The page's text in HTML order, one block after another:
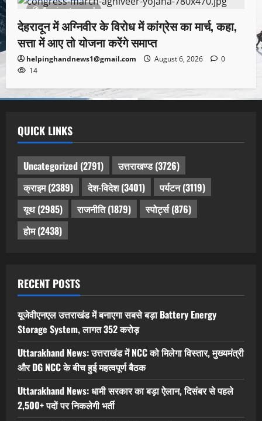
1 minute read
देहरादून में अग्निवीर के विरोध में कांग्रेस का मार्च, कहा,
सत्ता में आए तो योजना करेंगे समाप्त
helpinghandnews1@gmail.com August 6, 2026
0
14
QUICK LINKS
Uncategorized (2791) उत्तराखण्ड(3726)
क्राइम(2389) देश-विदेश(3401) पर्यटन(3119)
यूथ(2985) राजनीति(1879) स्पोर्ट्स(876)
होम(2438)
RECENT POSTS
यूजेवीएनएल उत्तराखंड में बनाएगा सबसे बड़ा Battery Energy
Storage System, लागत 352 करोड़
Uttarakhand News: उत्तराखंड में NCC को मिलेगा विस्तार, मुख्यमंत्री
और DG NCC के बीच हुई महत्वपूर्ण बैठक
Uttarakhand News: धामी सरकार का बड़ा ऐलान, दिसंबर से पहले
2,500+ पदों पर निकलेगी भर्ती